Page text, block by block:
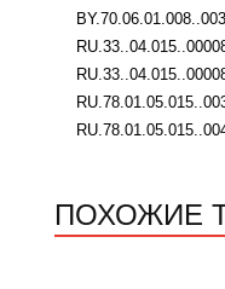
ПОХОЖИЕ